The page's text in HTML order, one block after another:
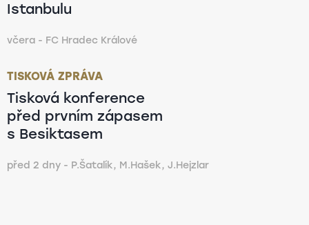
Istanbulu
včera - FC Hradec Králové
TISKOVÁ ZPRÁVA
Tisková konference
před prvním zápasem
s Besiktasem
před 2 dny - P.Šatalík, M.Hašek, J.Hejzlar